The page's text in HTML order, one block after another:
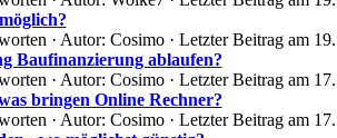
· Autor: Cosimo · Letzter Beitrag am
Baufinanzierung ablaufen?
· Autor: Cosimo · Letzter Beitrag am
bringen Online Rechner?
· Autor: Cosimo · Letzter Beitrag am